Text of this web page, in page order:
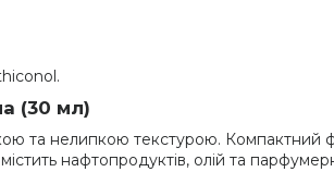
(30 мл)
та нелипкою текстурою. Компактний
нафтопродуктів, олій та